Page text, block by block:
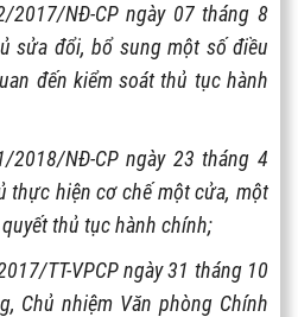
2017/NĐ-CP ngày 07 tháng 8
sửa đổi, bổ sung một số điều
đến kiểm soát thủ tục hành
2018/NĐ-CP ngày 23 tháng 4
thực hiện cơ chế một cửa, một
thủ tục hành chính;
TT-VPCP ngày 31 tháng 10
Chủ nhiệm Văn phòng Chính